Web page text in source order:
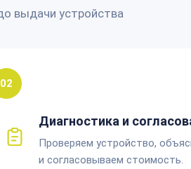
выдачи устройства
02
Диагностика и
Проверяем устройство,
и согласовываем стоимость.